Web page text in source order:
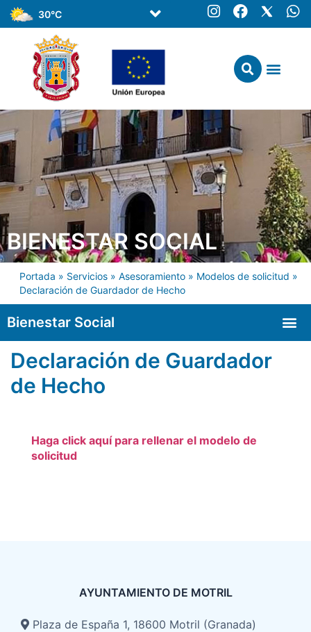
30°C
BIENESTAR SOCIAL
Portada » Servicios » Asesoramiento » Modelos de solicitud »
Declaración de Guardador de Hecho
Bienestar Social
Declaración de Guardador
de Hecho
Haga click aquí para rellenar el modelo de
solicitud
AYUNTAMIENTO DE MOTRIL
Plaza de España 1, 18600 Motril (Granada)​